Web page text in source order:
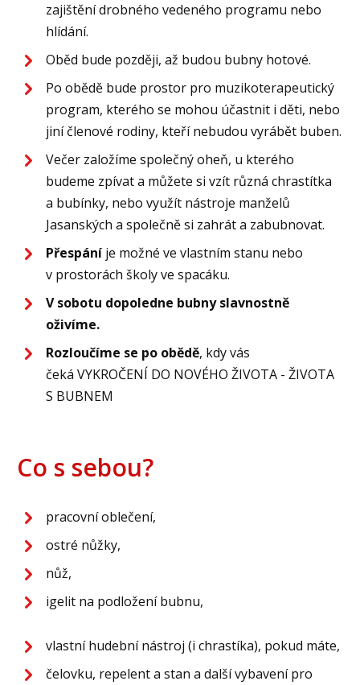
zajištění drobného vedeného programu nebo
hlídání.
Oběd bude později, až budou bubny hotové.
Po obědě bude prostor pro muzikoterapeutický
program, kterého se mohou účastnit i děti, nebo
jiní členové rodiny, kteří nebudou vyrábět buben.
Večer založíme společný oheň, u kterého
budeme zpívat a můžete si vzít různá chrastítka
a bubínky, nebo využít nástroje manželů
Jasanských a společně si zahrát a zabubnovat.
Přespání je možné ve vlastním stanu nebo
v prostorách školy ve spacáku.
V sobotu dopoledne bubny slavnostně
oživíme.
Rozloučíme se po obědě, kdy vás
čeká VYKROČENÍ DO NOVÉHO ŽIVOTA - ŽIVOTA
S BUBNEM
Co s sebou?
pracovní oblečení,
ostré nůžky,
nůž,
igelit na podložení bubnu,
vlastní hudební nástroj (i chrastíka), pokud máte,
čelovku, repelent a stan a další vybavení pro